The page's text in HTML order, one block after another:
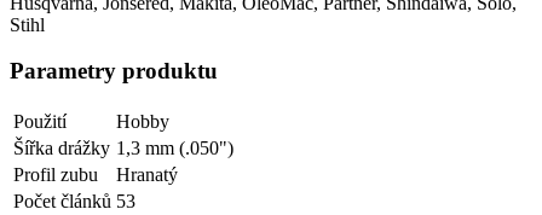
Stihl
Parametry produktu
Použití
Hobby
Šířka drážky 1,3 mm (.050")
Profil zubu
Hranatý
Počet článků 53